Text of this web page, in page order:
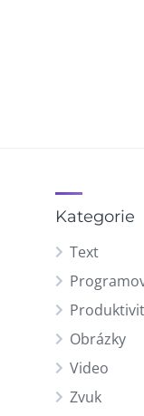
Kategorie
Text
Obrázky
Video
Zvuk